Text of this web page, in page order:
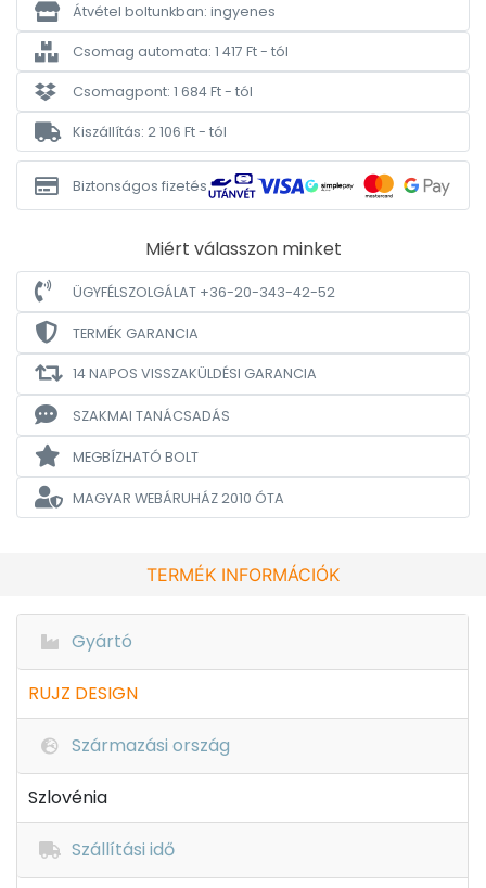
Átvétel boltunkban: ingyenes
Csomag automata: 1 417 Ft - tól
Csomagpont: 1 684 Ft - tól
Kiszállítás: 2 106 Ft - tól
Biztonságos fizetés
Miért válasszon minket
ÜGYFÉLSZOLGÁLAT +36-20-343-42-52
TERMÉK GARANCIA
14 NAPOS VISSZAKÜLDÉSI GARANCIA
SZAKMAI TANÁCSADÁS
MEGBÍZHATÓ BOLT
MAGYAR WEBÁRUHÁZ2010 ÓTA
TERMÉK INFORMÁCIÓK
Gyártó
RUJZ DESIGN
Származási ország
Szlovénia
Szállítási idő